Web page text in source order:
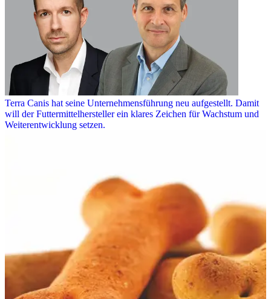
Terra Canis hat seine Unternehmensführung neu aufgestellt. Damit
will der Futtermittelhersteller ein klares Zeichen für Wachstum und
Weiterentwicklung setzen.